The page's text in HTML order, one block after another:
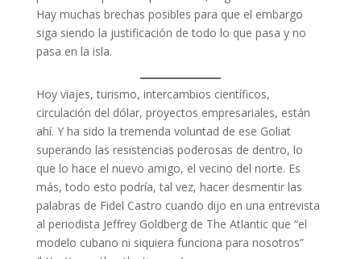
Hay muchas brechas posibles para que el embargo
siga siendo la justificación de todo lo que pasa y no
pasa en la isla.
Hoy viajes, turismo, intercambios científicos,
circulación del dólar, proyectos empresariales, están
ahí. Y ha sido la tremenda voluntad de ese Goliat
superando las resistencias poderosas de dentro, lo
que lo hace el nuevo amigo, el vecino del norte. Es
más, todo esto podría, tal vez, hacer desmentir las
palabras de Fidel Castro cuando dijo en una entrevista
al periodista Jeffrey Goldberg de The Atlantic que “el
modelo cubano ni siquiera funciona para nosotros”